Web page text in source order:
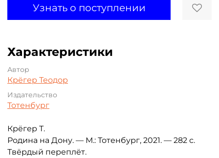
Узнать о поступлении
Характеристики
Автор
Крёгер Теодор
Издательство
Тотенбург
Крёгер Т.
Родина на Дону. — М.: Тотенбург, 2021. — 282 с.
Твёрдый переплёт.